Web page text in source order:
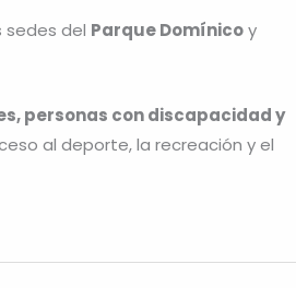
sedes del Parque Domínicoy
personas con discapacidad y
al deporte, la recreación y el